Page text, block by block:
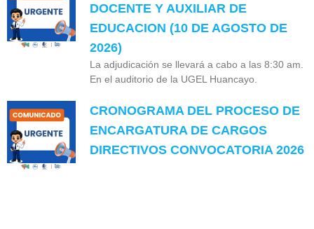
DOCENTE Y AUXILIAR DE
EDUCACION (10 DE AGOSTO DE
2026)
La adjudicación se llevará a cabo a las 8:30 am.
En el auditorio de la UGEL Huancayo.
CRONOGRAMA DEL PROCESO DE
ENCARGATURA DE CARGOS
DIRECTIVOS CONVOCATORIA 2026